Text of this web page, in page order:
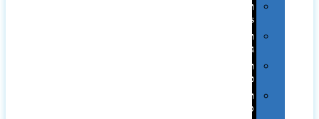
תיקי
Swiss
תיקי
תיקי
טיולים
תיקי
ספורט